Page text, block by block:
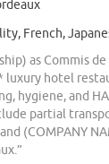
French,
as Commis
luxury hotel
hygiene, and
partial
(COMPANY